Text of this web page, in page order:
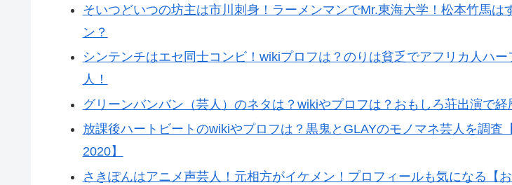
そいつどいつの坊主は市川刺身！ラーメンマンでMr.東海大学！松本竹馬は
ン？
シンテンチはエセ同士コンビ！wikiプロフは？のりは貧乏でアフリカ人ハ
人！
グリーンバンバン（芸人）のネタは？wikiやプロフは？おもしろ荘出演で経
放課後ハートビートのwikiやプロフは？黒鬼とGLAYのモノマネ芸人を調査
2020】
さきぽんはアニメ声芸人！元相方がイケメン！プロフィールも気になる【お